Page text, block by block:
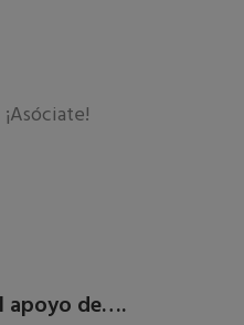
¡Asóciate!
apoyo de….